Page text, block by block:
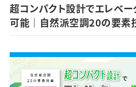
超コンパクト設計でエレベ
可能｜自然派空調20の要素